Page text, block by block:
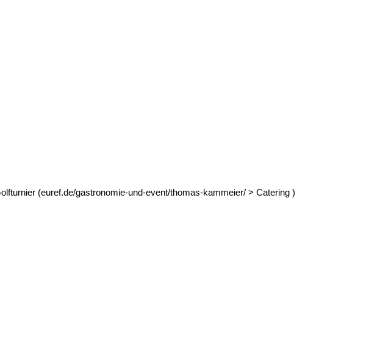
(euref.de/gastronomie-und-event/thomas-kammeier/ > Catering )